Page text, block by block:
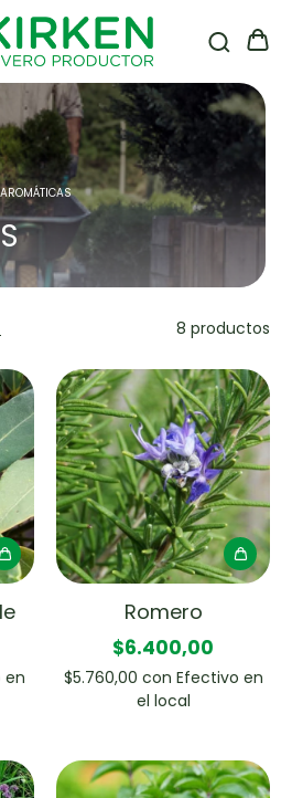
AROMÁTICAS
8 productos
en
Romero
$6.400,00
$5.760,00 con Efectivo en
el local